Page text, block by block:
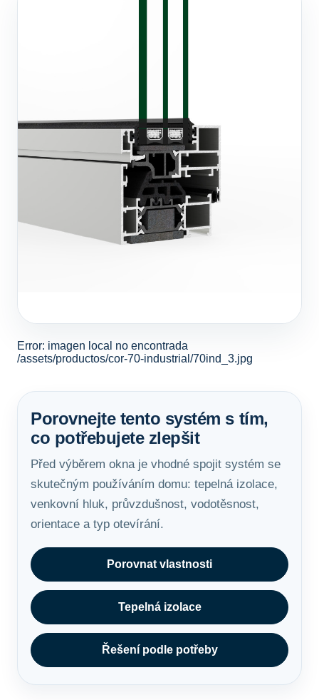
Error: imagen local no encontrada
/assets/productos/cor-70-industrial/70ind_3.jpg
Porovnejte tento systém s tím,
co potřebujete zlepšit
Před výběrem okna je vhodné spojit systém se
skutečným používáním domu: tepelná izolace,
venkovní hluk, průvzdušnost, vodotěsnost,
orientace a typ otevírání.
Porovnat vlastnosti
Tepelná izolace
Řešení podle potřeby